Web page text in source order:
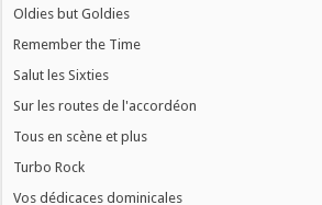
Oldies but Goldies
Remember the Time
Salut les Sixties
Sur les routes de l'accordéon
Tous en scène et plus
Turbo Rock
Vos dédicaces dominicales